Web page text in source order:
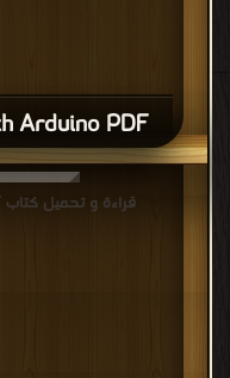
Arduino PDF
قراءة و تحميل كتاب Arduino Workshop PDF مجانا